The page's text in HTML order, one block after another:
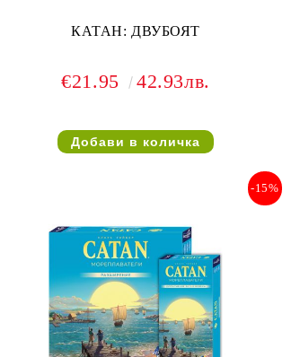
КАТАН: ДВУБОЯТ
€21.95 42.93лв.
-15%